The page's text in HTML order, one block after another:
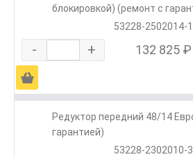
блокировкой) (ремонт с
53228-2502014-
- + 132 825 ₽
Ä
Редуктор передний 48/14
гарантией)
53228-2302010-